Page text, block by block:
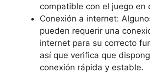
compatible‌ con el juego en
Conexión a internet:
pueden requerir una
internet⁣ para⁣ su correcto
así​ que verifica que
conexión rápida y ⁣estable.